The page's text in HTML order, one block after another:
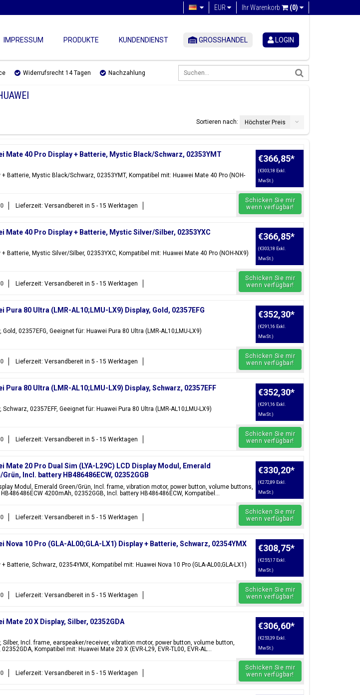
Ihr Warenkorb (0)
EUR
IMPRESSUM PRODUKTE KUNDENDIENST GROSSHANDEL LOGIN
Widerrufsrecht 14 Tagen Nachzahlung
Sortieren nach:
Höchster Preis
Mate 40 Pro Display + Batterie, Mystic Black/Schwarz, 02353YMT
+ Batterie, Mystic Black/Schwarz, 02353YMT, Kompatibel mit: Huawei Mate 40 Pro (NOH-
€366,85*
(€303,18 Exkl.
MwSt.)
Lieferzeit: Versandbereit in 5 - 15 Werktagen
Schicken Sie mir
wenn verfügbar!
Mate 40 Pro Display + Batterie, Mystic Silver/Silber, 02353YXC
+ Batterie, Mystic Silver/Silber, 02353YXC, Kompatibel mit: Huawei Mate 40 Pro (NOH-NX9)
€366,85*
(€303,18 Exkl.
MwSt.)
Lieferzeit: Versandbereit in 5 - 15 Werktagen
Schicken Sie mir
wenn verfügbar!
Pura 80 Ultra (LMR-AL10;LMU-LX9) Display, Gold, 02357EFG
Gold, 02357EFG, Geeignet für: Huawei Pura 80 Ultra (LMR-AL10;LMU-LX9)
€352,30*
(€291,16 Exkl.
MwSt.)
Lieferzeit: Versandbereit in 5 - 15 Werktagen
Schicken Sie mir
wenn verfügbar!
Pura 80 Ultra (LMR-AL10;LMU-LX9) Display, Schwarz, 02357EFF
Schwarz, 02357EFF, Geeignet für: Huawei Pura 80 Ultra (LMR-AL10;LMU-LX9)
€352,30*
(€291,16 Exkl.
MwSt.)
Lieferzeit: Versandbereit in 5 - 15 Werktagen
Schicken Sie mir
wenn verfügbar!
Mate 20 Pro Dual Sim (LYA-L29C) LCD Display Modul, Emerald
Grün, Incl. battery HB486486ECW, 02352GGB
Modul, Emerald Green/Grün, Incl. frame, vibration motor, power button, volume buttons,
4200mAh, 02352GGB, Incl. battery HB486486ECW, Kompatibel...
€330,20*
(€272,89 Exkl.
MwSt.)
Lieferzeit: Versandbereit in 5 - 15 Werktagen
Schicken Sie mir
wenn verfügbar!
Nova 10 Pro (GLA-AL00;GLA-LX1) Display + Batterie, Schwarz, 02354YMX
+ Batterie, Schwarz, 02354YMX, Kompatibel mit: Huawei Nova 10 Pro (GLA-AL00;GLA-LX1)
€308,75*
(€255,17 Exkl.
MwSt.)
Lieferzeit: Versandbereit in 5 - 15 Werktagen
Schicken Sie mir
wenn verfügbar!
Mate 20 X Display, Silber, 02352GDA
Silber, Incl. frame, earspeaker/receiver, vibration motor, power button, volume button,
02352GDA, Kompatibel mit: Huawei Mate 20 X (EVR-L29, EVR-TL00, EVR-AL...
€306,60*
(€253,39 Exkl.
MwSt.)
Lieferzeit: Versandbereit in 5 - 15 Werktagen
Schicken Sie mir
wenn verfügbar!